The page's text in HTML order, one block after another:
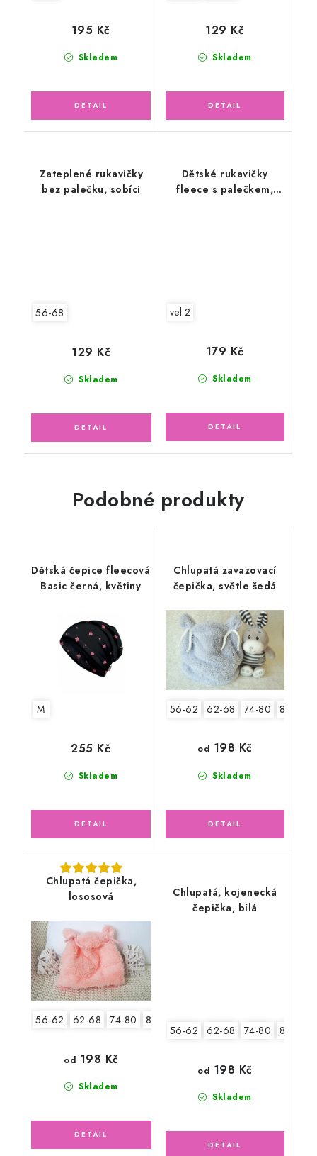
Skladem
195 Kč
Skladem
129 Kč
Zateplené rukavičky
bez palečku, sobíci
56-68
Skladem
129 Kč
Dětské rukavičky
fleece s palečkem,
vel.2
Skladem
179 Kč
Podobné produkty
Dětská čepice fleecová
Basic černá, květiny
M
Skladem
255 Kč
Chlupatá zavazovací
čepička, světle šedá
56-62 62-68 74-80 80-86
Skladem
od 198 Kč
Chlupatá čepička,
lososová
56-62 62-68 74-80 80-86
Skladem
od 198 Kč
Chlupatá, kojenecká
čepička, bílá
56-62 62-68 74-80 80-86
Skladem
od 198 Kč